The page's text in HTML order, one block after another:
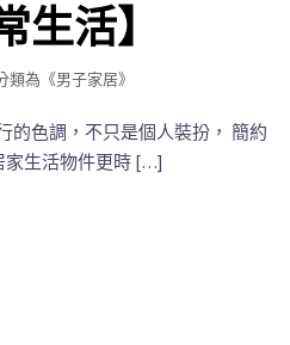
生活】
類為《男子家居》
的色調，不只是個人裝扮， 簡約
家生活物件更時 […]